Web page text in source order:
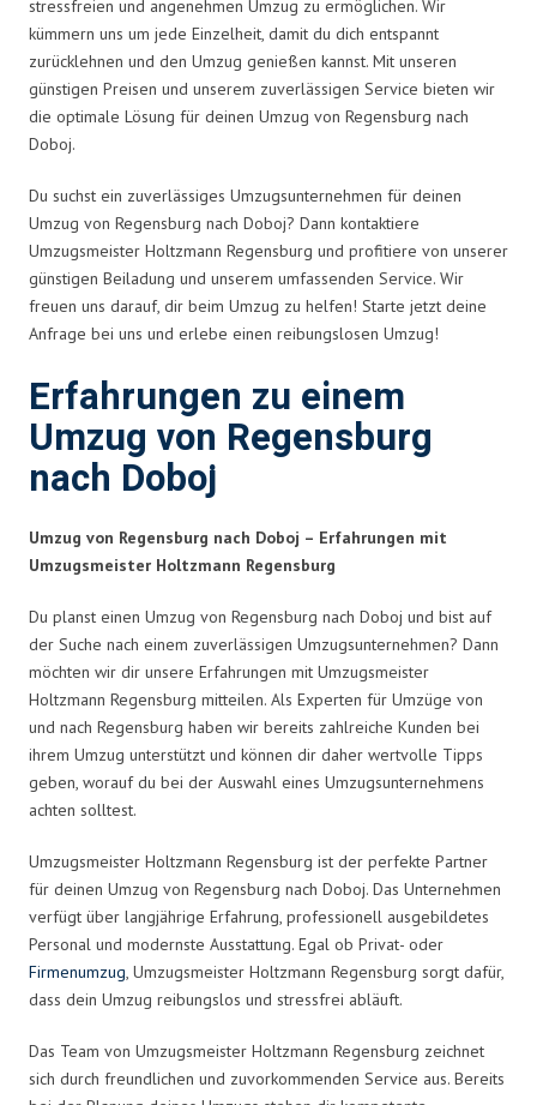
stressfreien und angenehmen Umzug zu ermöglichen. Wir
kümmern uns um jede Einzelheit, damit du dich entspannt
zurücklehnen und den Umzug genießen kannst. Mit unseren
günstigen Preisen und unserem zuverlässigen Service bieten wir
die optimale Lösung für deinen Umzug von Regensburg nach
Doboj.
Du suchst ein zuverlässiges Umzugsunternehmen für deinen
Umzug von Regensburg nach Doboj? Dann kontaktiere
Umzugsmeister Holtzmann Regensburg und profitiere von unserer
günstigen Beiladung und unserem umfassenden Service. Wir
freuen uns darauf, dir beim Umzug zu helfen! Starte jetzt deine
Anfrage bei uns und erlebe einen reibungslosen Umzug!
Erfahrungen zu einem
Umzug von Regensburg
nach Doboj
Umzug von Regensburg nach Doboj – Erfahrungen mit
Umzugsmeister Holtzmann Regensburg
Du planst einen Umzug von Regensburg nach Doboj und bist auf
der Suche nach einem zuverlässigen Umzugsunternehmen? Dann
möchten wir dir unsere Erfahrungen mit Umzugsmeister
Holtzmann Regensburg mitteilen. Als Experten für Umzüge von
und nach Regensburg haben wir bereits zahlreiche Kunden bei
ihrem Umzug unterstützt und können dir daher wertvolle Tipps
geben, worauf du bei der Auswahl eines Umzugsunternehmens
achten solltest.
Umzugsmeister Holtzmann Regensburg ist der perfekte Partner
für deinen Umzug von Regensburg nach Doboj. Das Unternehmen
verfügt über langjährige Erfahrung, professionell ausgebildetes
Personal und modernste Ausstattung. Egal ob Privat- oder
Firmenumzug, Umzugsmeister Holtzmann Regensburg sorgt dafür,
dass dein Umzug reibungslos und stressfrei abläuft.
Das Team von Umzugsmeister Holtzmann Regensburg zeichnet
sich durch freundlichen und zuvorkommenden Service aus. Bereits